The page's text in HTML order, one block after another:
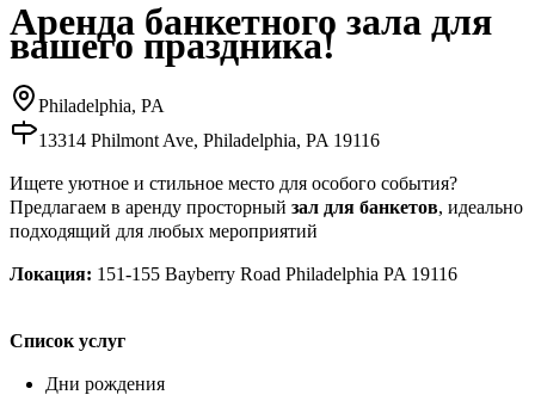
Аренда банкетного зала для
вашего праздника!
Philadelphia, PA
13314 Philmont Ave, Philadelphia, PA 19116
Ищете уютное и стильное место для особого события?
Предлагаем в аренду просторный зал для банкетов, идеально
подходящий для любых мероприятий
Локация: 151-155 Bayberry Road Philadelphia PA 19116
Список услуг
Дни рождения